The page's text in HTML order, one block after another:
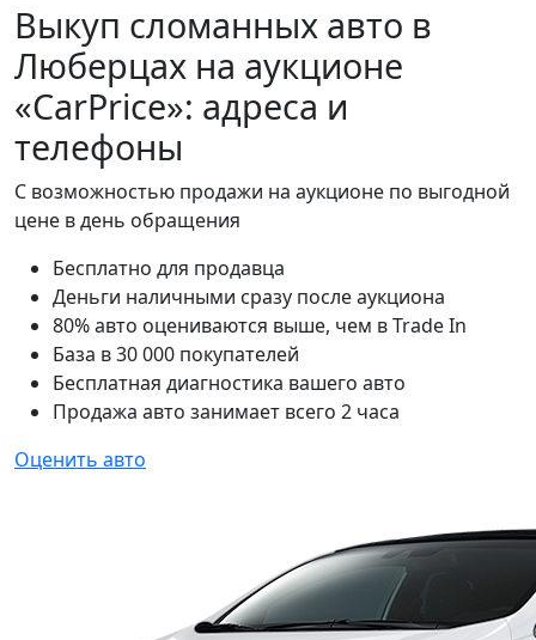
Выкуп сломанных авто в
Люберцах на аукционе
«CarPrice»: адреса и
телефоны
С возможностью продажи на аукционе по выгодной
цене в день обращения
Бесплатно для продавца
Деньги наличными сразу после аукциона
80% авто оцениваются выше, чем в Trade In
База в 30 000 покупателей
Бесплатная диагностика вашего авто
Продажа авто занимает всего 2 часа
Оценить авто